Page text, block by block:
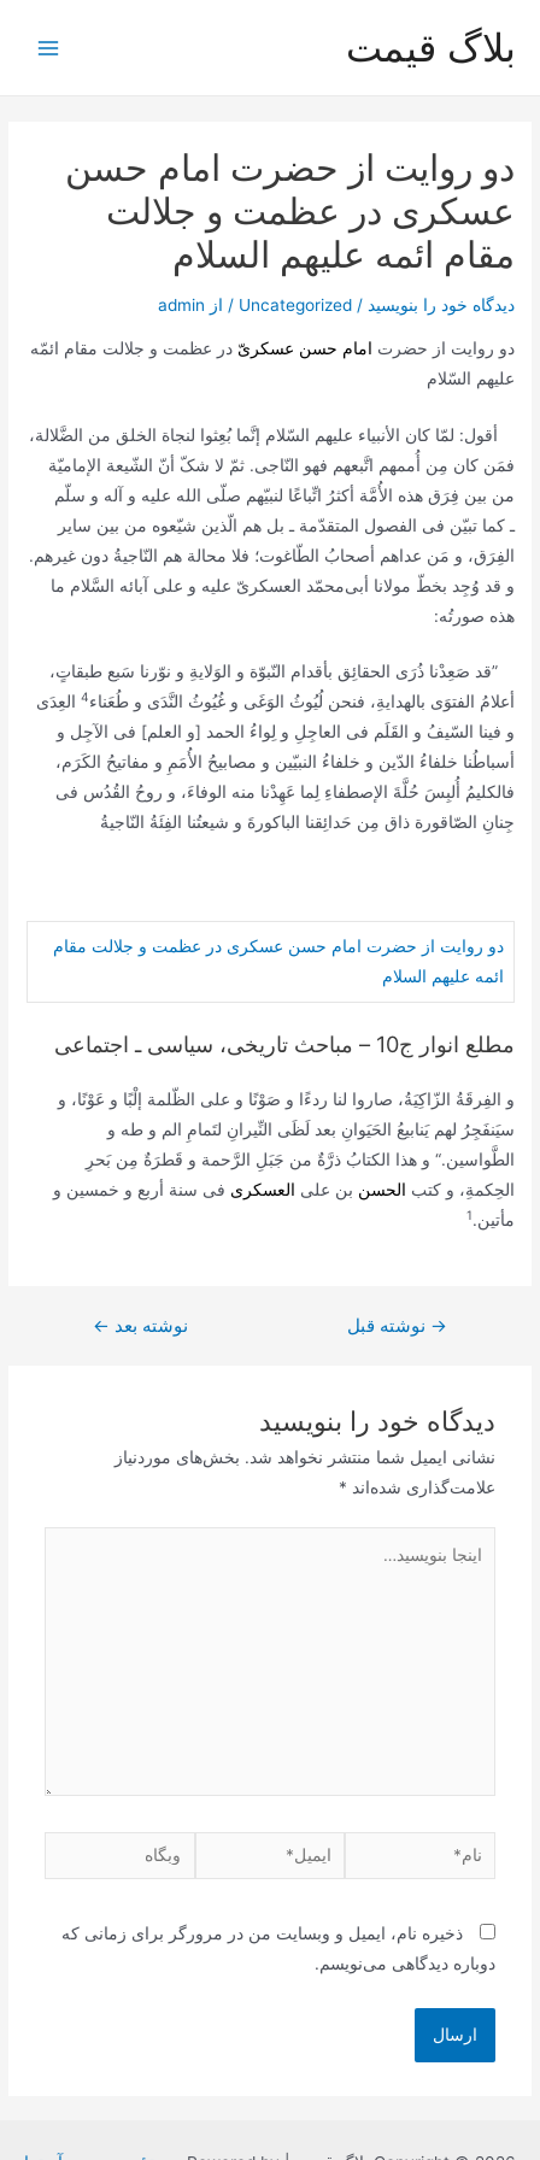
محتوا
بلاگ قیمت
دو روایت از حضرت امام حسن
عسکری در عظمت و جلالت
مقام ائمه علیهم السلام
دیدگاه‌ خود را بنویسید /
Uncategorized / از admin
دو روایت از حضرت امام حسن عسکریّ در عظمت و جلالت مقام ائمّه
علیهم السّلام
أقول: لمّا کان الأنبیاء علیهم السّلام إنَّما بُعِثوا لنجاة الخلق من الضَّلالة،
فمَن کان مِن أُممهم اتَّبعهم فهو النّاجی. ثمّ لا شکّ أنّ الشّیعة الإمامیّة
من بین فِرَق هذه الأُمَّة أکثرُ اتِّباعًا لنبیّهم صلّی الله علیه و آله و سلّم
ـ کما تبیّن فی الفصول المتقدّمة ـ بل هم الّذین شیّعوه من بین سایر
الفِرَق، و مَن عداهم أصحابُ الطّاغوت؛ فلا محالة هم النّاجیةُ دون غیرهم.
و قد وُجِد بخطّ مولانا أبی‌محمّد العسکریّ علیه و علی آبائه السَّلام ما
هذه صورتُه:
”قد صَعِدْنا ذُرَی الحقائِق بأقدام النّبوّة و الوَلایةِ و نوّرنا سَبع طبقاتٍ،
أعلامُ الفتوَی بالهدایةِ، فنحن لُیُوثُ الوَغَی و غُیُوثُ النَّدَی و طُعَناء4 العِدَی
و فینا السّیفُ و القَلَم فی العاجِلِ و لِواءُ الحمد [و العلم] فی الآجِل و
أسباطُنا خلفاءُ الدّین و خلفاءُ النبیّین و مصابیحُ الأُمَمِ و مفاتیحُ الکَرَم،
فالکلیمُ أُلبِسَ حُلَّةَ الإصطفاءِ لِما عَهِدْنا منه الوفاءَ، و روحُ القُدُس فی
جِنانِ الصّاقورة ذاق مِن حَدائِقنا الباکورةَ و شیعتُنا الفِئَةُ النّاجیةُ
دو روایت از حضرت امام حسن عسکری در عظمت و جلالت مقام
ائمه علیهم السلام
مطلع انوار ج10 – مباحث تاریخی، سیاسی ـ اجتماعی
و الفِرقَةُ الزّاکِیَةُ، صاروا لنا ردءًا و صَوْنًا و علی الظّلمة إلْبًا و عَوْنًا، و
سیَنفَجِرُ لهم یَنابیعُ الحَیَوانِ بعد لَظَی النِّیرانِ لتَمامِ الم و طه و
الطَّواسین.“ و هذا الکتابُ ذرَّةٌ من جَبَلِ الرَّحمة و قَطرَةٌ مِن بَحرِ
الحِکمةِ، و کتب الحسن بن علی العسکری فی سنة أربع و خمسین و
مأتین.1
راهبری
→ نوشته قبل نوشته بعد ←
دیدگاه‌ خود را بنویسید
نشانی ایمیل شما منتشر نخواهد شد. بخش‌های موردنیاز
علامت‌گذاری شده‌اند *
بنویسید…
نام* ایمیل* وبگاه
ذخیره نام، ایمیل و وبسایت من در مرورگر برای زمانی که
دوباره دیدگاهی می‌نویسم.